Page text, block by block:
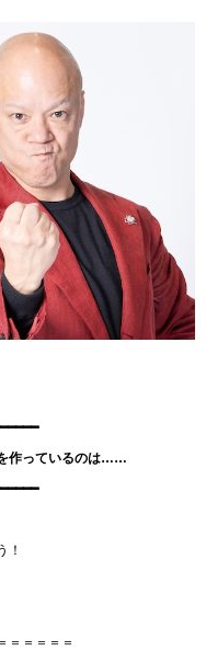
作っているのは……
！
＝＝＝＝＝